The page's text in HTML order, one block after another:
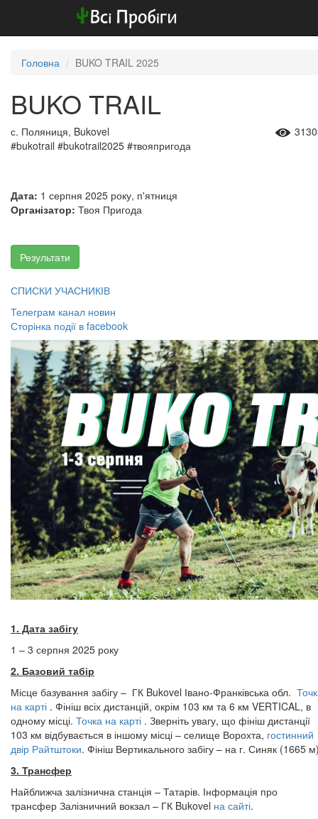
Головна BUKO TRAIL 2025
BUKO TRAIL
с. Поляниця, Bukovel
#bukotrail #bukotrail2025 #твояпригода
Дата: 1 серпня 2025 року, п'ятниця
Організатор: Твоя Пригода
Результати
СПИСКИ УЧАСНИКІВ​​​​​​​
Телеграм канал новин
Сторінка події в facebook
1. Дата забігу
1 – 3 серпня 2025 року
2. Базовий табір
Місце базування забігу – ГК Bukovel Івано-Франківська обл.
на карті . Фініш всіх дистанцій, окрім 103 км та 6 км VERTICAL, в
одному місці. Точка на карті ​​​​​​​. Зверніть увагу, що фініш дистанції
103 км відбувається в іншому місці – селище Ворохта, гостинний
двір Райтштоки. Фініш Вертикального забігу – на г. Синяк (1665
3. Трансфер
Найближча залізнична станція – Татарів. Інформація про
трансфер Залізничний вокзал – ГК Bukovel на сайті.